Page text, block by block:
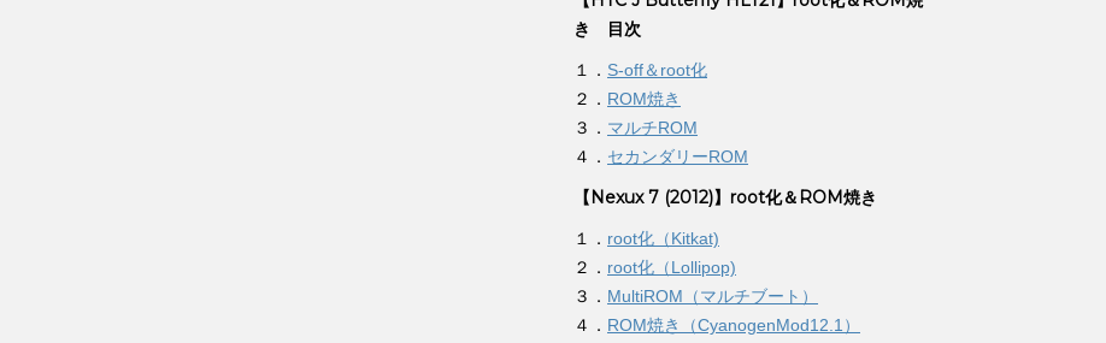
き 目次
１． S-off＆root化
２． ROM焼き
３． マルチROM
４． セカンダリーROM
【Nexux 7 (2012)】root化＆ROM焼き
１． root化（Kitkat)
２． root化（Lollipop)
３． MultiROM（マルチブート）
４． ROM焼き（CyanogenMod12.1）